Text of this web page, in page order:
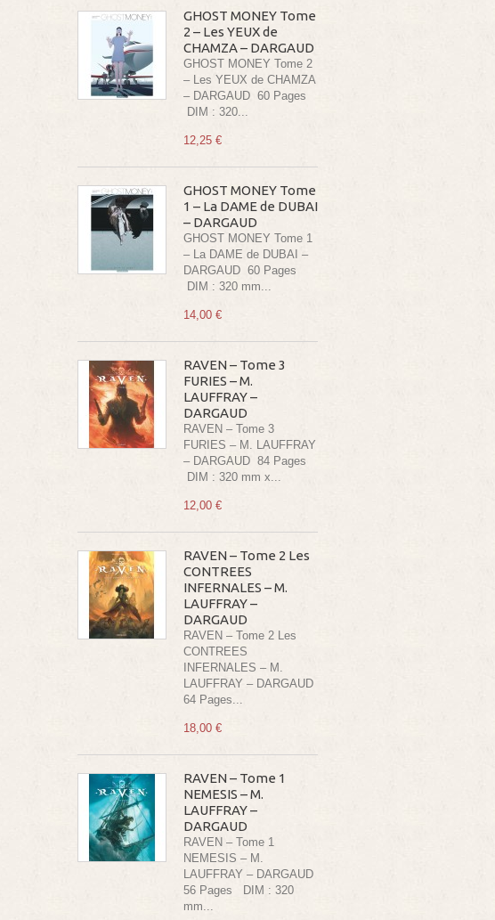
GHOST MONEY Tome
2 – Les YEUX de
CHAMZA – DARGAUD
GHOST MONEY Tome 2
– Les YEUX de CHAMZA
– DARGAUD 60 Pages
DIM : 320...
12,25 €
GHOST MONEY Tome
1 – La DAME de DUBAI
– DARGAUD
GHOST MONEY Tome 1
– La DAME de DUBAI –
DARGAUD 60 Pages
DIM : 320 mm...
14,00 €
RAVEN – Tome 3
FURIES – M.
LAUFFRAY –
DARGAUD
RAVEN – Tome 3
FURIES – M. LAUFFRAY
– DARGAUD 84 Pages
DIM : 320 mm x...
12,00 €
RAVEN – Tome 2 Les
CONTREES
INFERNALES – M.
LAUFFRAY –
DARGAUD
RAVEN – Tome 2 Les
CONTREES
INFERNALES – M.
LAUFFRAY – DARGAUD
64 Pages...
18,00 €
RAVEN – Tome 1
NEMESIS – M.
LAUFFRAY –
DARGAUD
RAVEN – Tome 1
NEMESIS – M.
LAUFFRAY – DARGAUD
56 Pages DIM : 320
mm...